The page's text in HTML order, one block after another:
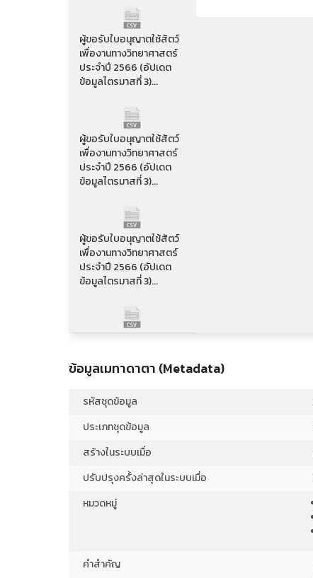
ผู้ขอรับใบอนุญาตใช้สัตว์
เพื่องานทางวิทยาศาสตร์
ประจำปี 2566 (อัปเดต
ข้อมูลไตรมาสที่ 3)...
ผู้ขอรับใบอนุญาตใช้สัตว์
เพื่องานทางวิทยาศาสตร์
ประจำปี 2566 (อัปเดต
ข้อมูลไตรมาสที่ 3)...
ผู้ขอรับใบอนุญาตใช้สัตว์
เพื่องานทางวิทยาศาสตร์
ประจำปี 2566 (อัปเดต
ข้อมูลไตรมาสที่ 3)...
ประจำปี 2566 (อัปเดต
ข้อมูลไตรมาสที่ 3)...
ผู้ขอรับใบอนุญาตใช้สัตว์
เพื่องานทางวิทยาศาสตร์
ข้อมูลไตรมาสที่ 3)...
ประจำปี 2566 (อัปเดต
ข้อมูลเมทาดาตา (Metadata)
รหัสชุดข้อมูล
ประเภทชุดข้อมูล
สร้างในระบบเมื่อ
ปรับปรุงครั้งล่าสุดในระบบเมื่อ
หมวดหมู่
คำสำคัญ